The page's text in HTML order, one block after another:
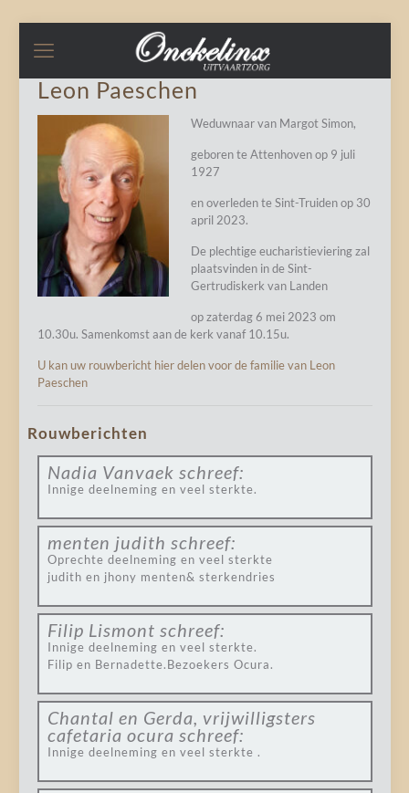
Leon Paeschen
Weduwnaar van Margot Simon,
geboren te Attenhoven op 9 juli
1927
en overleden te Sint-Truiden op 30
april 2023.
De plechtige eucharistieviering zal
plaatsvinden in de Sint-
Gertrudiskerk van Landen
op zaterdag 6 mei 2023 om
10.30u. Samenkomst aan de kerk vanaf 10.15u.
U kan uw rouwbericht hier delen voor de familie van Leon
Paeschen
Rouwberichten
Nadia Vanvaek schreef:
Innige deelneming en veel sterkte.
menten judith schreef:
Oprechte deelneming en veel sterkte
judith en jhony menten& sterkendries
Filip Lismont schreef:
Innige deelneming en veel sterkte.
Filip en Bernadette.Bezoekers Ocura.
Chantal en Gerda, vrijwilligsters
cafetaria ocura schreef:
Innige deelneming en veel sterkte .